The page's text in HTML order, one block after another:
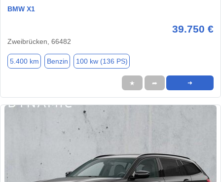
BMW X1
39.750 €
Zweibrücken, 66482
5.400 km Benzin 100 kw (136 PS)
★ ➦ ➜